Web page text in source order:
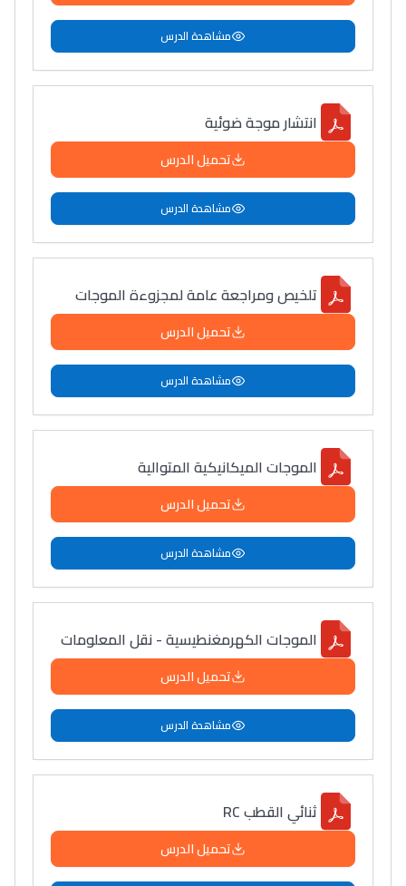
مشاهدة الدرس
انتشار موجة ضوئية
تحميل الدرس
مشاهدة الدرس
تلخيص ومراجعة عامة لمجزوءة الموجات
تحميل الدرس
مشاهدة الدرس
الموجات الميكانيكية المتوالية
تحميل الدرس
مشاهدة الدرس
الموجات الكهرمغنطيسية - نقل المعلومات
تحميل الدرس
مشاهدة الدرس
ثنائي القطب RC
تحميل الدرس